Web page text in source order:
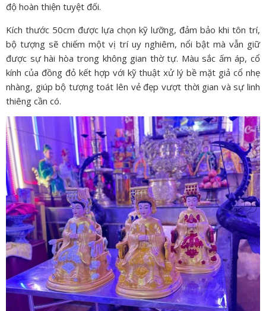
độ hoàn thiện tuyệt đối.
Kích thước 50cm được lựa chọn kỹ lưỡng, đảm bảo khi tôn trí,
bộ tượng sẽ chiếm một vị trí uy nghiêm, nổi bật mà vẫn giữ
được sự hài hòa trong không gian thờ tự. Màu sắc ấm áp, cổ
kính của đồng đỏ kết hợp với kỹ thuật xử lý bề mặt giả cổ nhẹ
nhàng, giúp bộ tượng toát lên vẻ đẹp vượt thời gian và sự linh
thiêng cần có.